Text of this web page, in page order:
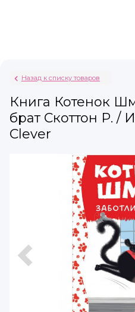
Назад к списку товаров
Книга Котенок
брат Скоттон Р. /
Clever